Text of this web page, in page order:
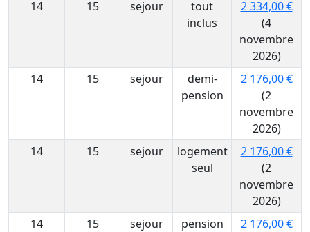
14
15 sejour
tout
inclus
2 334,00 €
(4
novembre
2026)
14
15 sejour
demi-
pension
2 176,00 €
(2
novembre
2026)
14
15 sejour
logement
seul
2 176,00 €
(2
novembre
2026)
14
15 sejour
pension
2 176,00 €